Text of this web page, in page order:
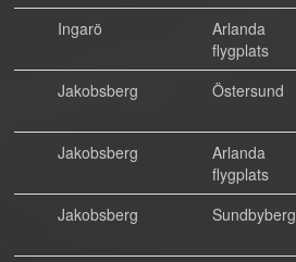
Ingarö
Arlanda
flygplats
Jakobsberg
Östersund
Jakobsberg
Arlanda
flygplats
Jakobsberg
Sundbyberg